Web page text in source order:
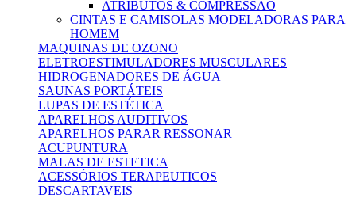
ATRIBUTOS & COMPRESSÃO
CINTAS E CAMISOLAS MODELADORAS PARA
HOMEM
MAQUINAS DE OZONO
ELETROESTIMULADORES MUSCULARES
HIDROGENADORES DE ÁGUA
SAUNAS PORTÁTEIS
LUPAS DE ESTÉTICA
APARELHOS AUDITIVOS
APARELHOS PARAR RESSONAR
ACUPUNTURA
MALAS DE ESTETICA
ACESSÓRIOS TERAPEUTICOS
DESCARTAVEIS